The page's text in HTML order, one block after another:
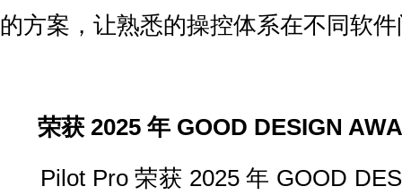
的方案，让熟悉的操控体系在不同软
荣获 2025 年 GOOD DESIGN
Pilot Pro 荣获 2025 年 GOOD